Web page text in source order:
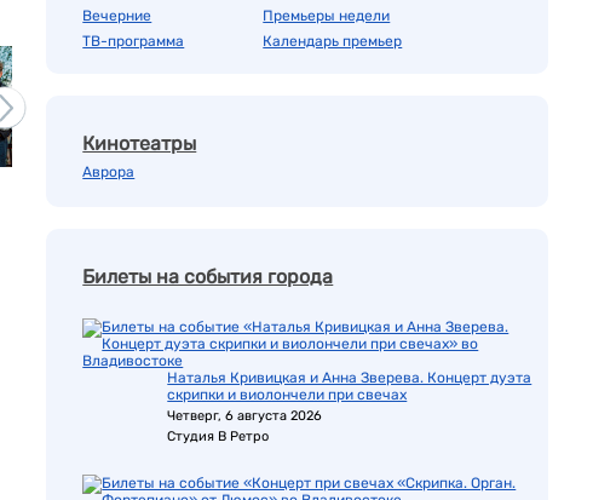
Вечерние
ТВ-программа
Премьеры недели
Календарь премьер
Кинотеатры
Аврора
Билеты на события города
Наталья Кривицкая и Анна Зверева. Концерт дуэта
скрипки и виолончели при свечах
Четверг, 6 августа 2026
Студия В Ретро